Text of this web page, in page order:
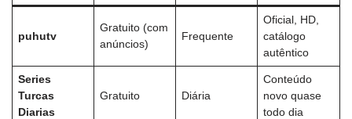
puhutv
Gratuito (com
anúncios)
Frequente
Oficial, HD,
catálogo
autêntico
Series
Turcas
Diarias
Gratuito Diária
Conteúdo
novo quase
todo dia